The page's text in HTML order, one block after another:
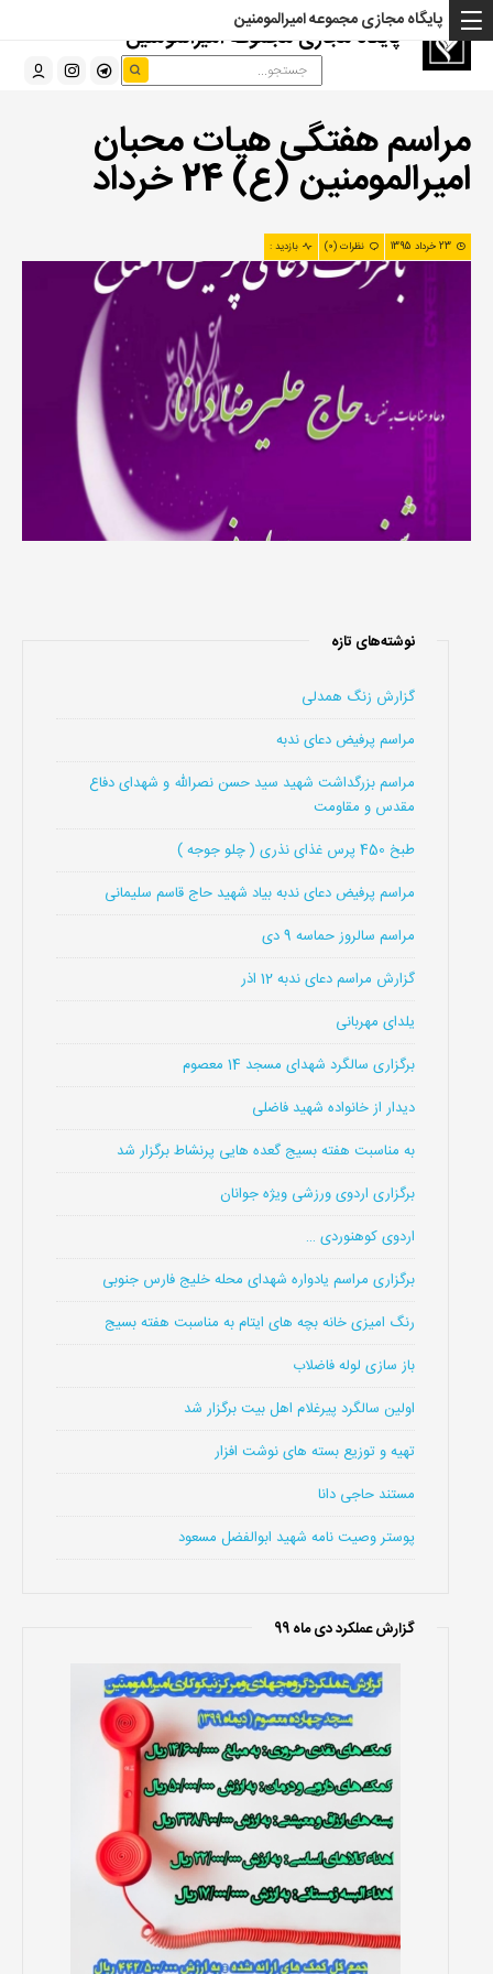
پایگاه مجازی مجموعه امیرالمومنین
پایگاه مجازی مجموعه امیرالمومنین
مراسم هفتگی هیات محبان
امیرالمومنین (ع) 24 خرداد
23 خرداد 1395 نظرات (0) بازدید :
نوشته‌های تازه
گزارش زنگ همدلی
مراسم پرفیض دعای ندبه
مراسم بزرگداشت شهید سید حسن نصرالله و شهدای دفاع
مقدس و مقاومت
طبخ 450 پرس غذای نذری ( چلو جوجه )
مراسم پرفیض دعای ندبه بیاد شهید حاج قاسم سلیمانی
مراسم سالروز حماسه 9 دی
گزارش مراسم دعای ندبه 12 اذر
یلدای مهربانی
برگزاری سالگرد شهدای مسجد 14 معصوم
دیدار از خانواده شهید فاضلی
به مناسبت هفته بسیج گعده هایی پرنشاط برگزار شد
برگزاری اردوی ورزشی ویژه جوانان
اردوی کوهنوردی …
برگزاری مراسم یادواره شهدای محله خلیج فارس جنوبی
رنگ امیزی خانه بچه های ایتام به مناسبت هفته بسیج
باز سازی لوله فاضلاب
اولین سالگرد پیرغلام اهل بیت برگزار شد
تهیه و توزیع بسته های نوشت افزار
مستند حاجی دانا
پوستر وصیت نامه شهید ابوالفضل مسعود
گزارش عملکرد دی ماه 99